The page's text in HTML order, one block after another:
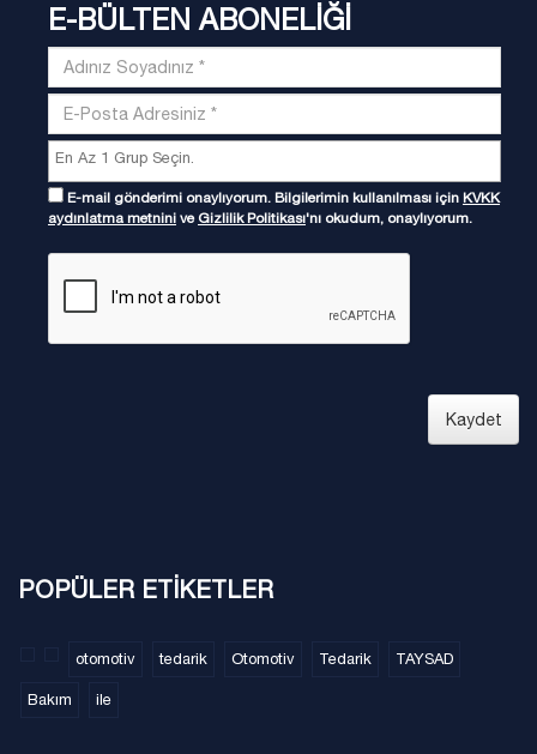
E-BÜLTEN ABONELİĞİ
E-mail gönderimi onaylıyorum. Bilgilerimin kullanılması için KVKK
aydınlatma metnini ve Gizlilik Politikası'nı okudum, onaylıyorum.
Kaydet
POPÜLER ETİKETLER
otomotiv tedarik Otomotiv Tedarik TAYSAD
Bakım ile